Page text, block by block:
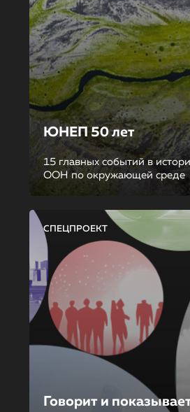
ЮНЕП 50 лет
15 главных событий в
ООН по окружающей среде
СПЕЦПРОЕКТ
Говорит и